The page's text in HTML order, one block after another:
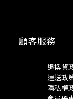
顧客服務
退換貨
運送政
隱私權